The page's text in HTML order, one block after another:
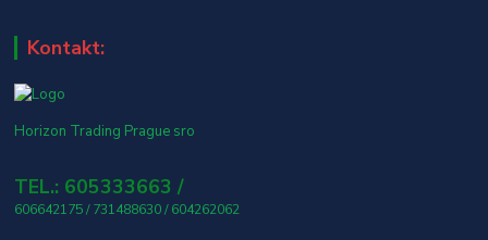
Kontakt:
Horizon Trading Prague sro
TEL.: 605333663 /
606642175 / 731488630 / 604262062